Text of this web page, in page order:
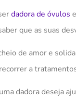
dadorade óvulos
que as suas
de amor e
a
dadora deseja